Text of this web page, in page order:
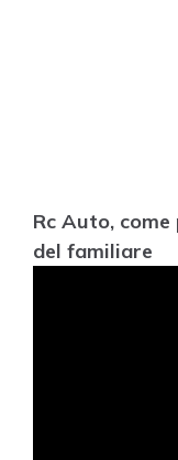
Rc Auto,
del familiare